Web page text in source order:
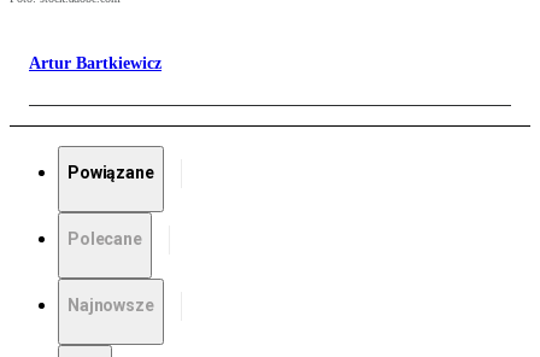
Artur Bartkiewicz
Powiązane
Polecane
Najnowsze